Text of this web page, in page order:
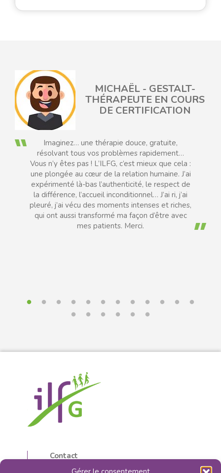
MICHAËL - GESTALT-
THÉRAPEUTE EN COURS
DE CERTIFICATION
Imaginez… une thérapie douce, gratuite,
résolvant tous vos problèmes rapidement…
Vous n’y êtes pas ! L’ILFG, c’est mieux que cela :
une plongée au cœur de la relation humaine. J’ai
expérimenté là-bas l’authenticité, le respect de
la différence, l’accueil inconditionnel… J’ai ri, j’ai
pleuré, j’ai vécu des moments intenses et riches,
qui ont aussi transformé ma façon d’être avec
mes patients. Merci.
Contact
5, rue d’Isly